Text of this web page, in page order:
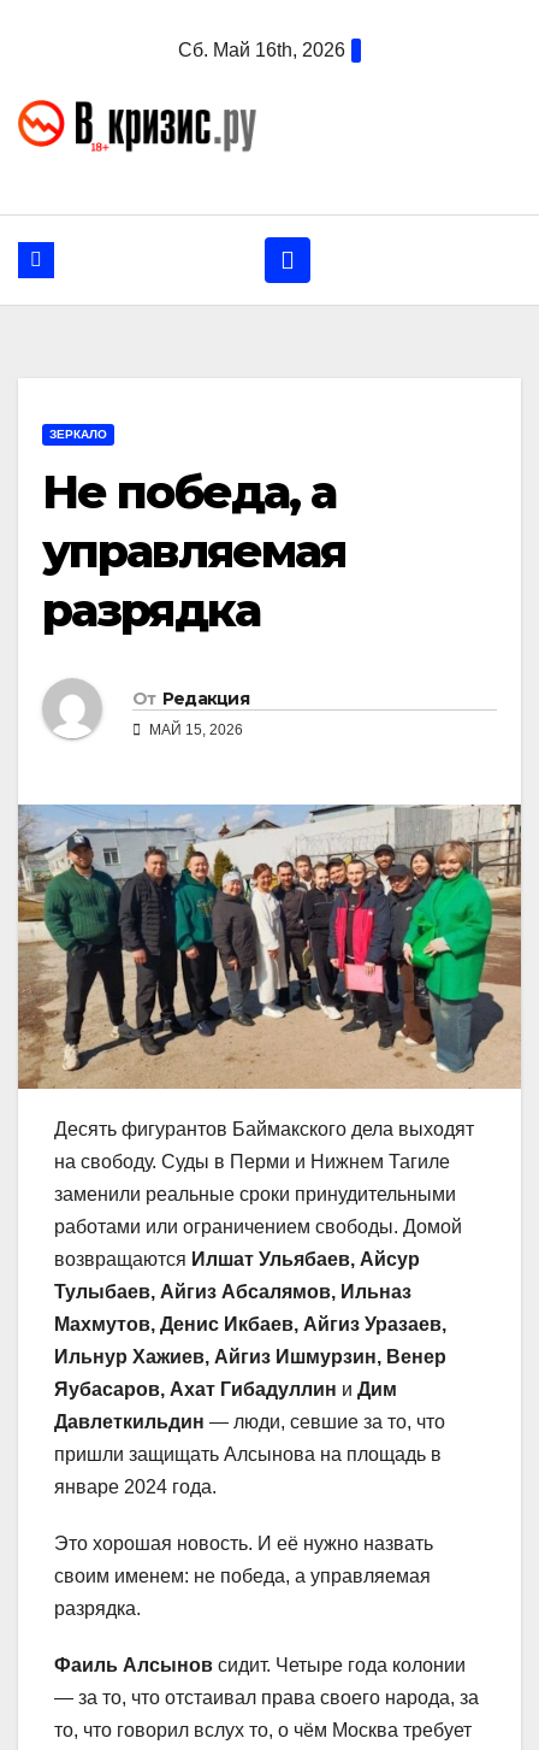
Сб. Май 16th, 2026
ЗЕРКАЛО
Не победа, а
управляемая
разрядка
От Редакция
МАЙ 15, 2026
Десять фигурантов Баймакского дела выходят
на свободу. Суды в Перми и Нижнем Тагиле
заменили реальные сроки принудительными
работами или ограничением свободы. Домой
возвращаются Илшат Ульябаев, Айсур
Тулыбаев, Айгиз Абсалямов, Ильназ
Махмутов, Денис Икбаев, Айгиз Уразаев,
Ильнур Хажиев, Айгиз Ишмурзин, Венер
Яубасаров, Ахат Гибадуллин и Дим
Давлеткильдин — люди, севшие за то, что
пришли защищать Алсынова на площадь в
январе 2024 года.
Это хорошая новость. И её нужно назвать
своим именем: не победа, а управляемая
разрядка.
Фаиль Алсынов сидит. Четыре года колонии
— за то, что отстаивал права своего народа, за
то, что говорил вслух то, о чём Москва требует